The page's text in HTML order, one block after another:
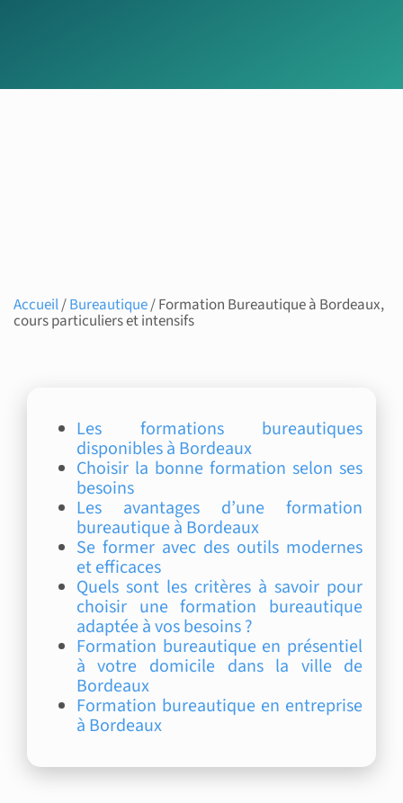
Accueil/Bureautique/ Formation Bureautique à Bordeaux,
cours particuliers et intensifs
Les formations bureautiques
disponibles à Bordeaux
Choisir la bonne formation selon ses
besoins
Les avantages d’une formation
bureautique à Bordeaux
Se former avec des outils modernes
et efficaces
Quels sont les critères à savoir pour
choisir une formation bureautique
adaptée à vos besoins ?
Formation bureautique en présentiel
à votre domicile dans la ville de
Bordeaux
Formation bureautique en entreprise
à Bordeaux